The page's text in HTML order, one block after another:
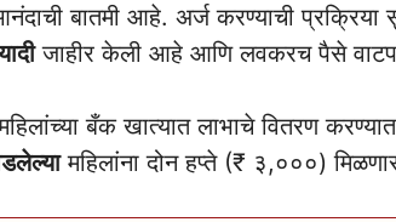
बातमी आहे. अर्ज करण्याची
जाहीर केली आहे आणि लवकरच पैसे
बँक खात्यात लाभाचे वितरण
महिलांना दोन हप्ते (₹ ३,०००)